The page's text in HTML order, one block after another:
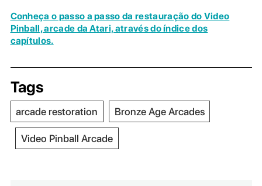
Conheça o passo a passo da restauração do Video
Pinball, arcade da Atari, através do índice dos
capítulos.
Tags
arcade restoration Bronze Age Arcades
Video Pinball Arcade